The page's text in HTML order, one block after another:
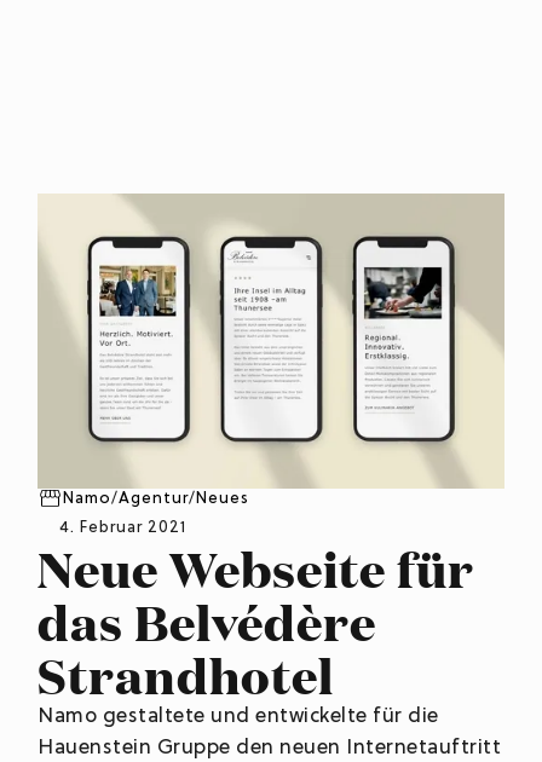
Namo/Agentur/Neues
4. Februar 2021
Neue Webseite für
das Belvédère
Strandhotel
Namo gestaltete und entwickelte für die
Hauenstein Gruppe den neuen Internetauftritt